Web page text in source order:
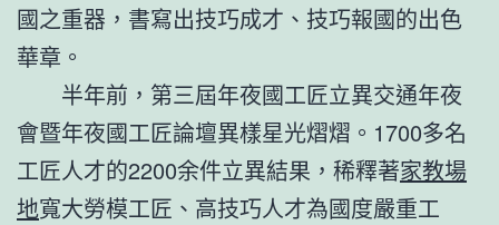
國之重器，書寫出技巧成才、技巧報國的出色
華章。
半年前，第三屆年夜國工匠立異交通年夜
會暨年夜國工匠論壇異樣星光熠熠。1700多名
工匠人才的2200余件立異結果，稀釋著家教場
地寬大勞模工匠、高技巧人才為國度嚴重工